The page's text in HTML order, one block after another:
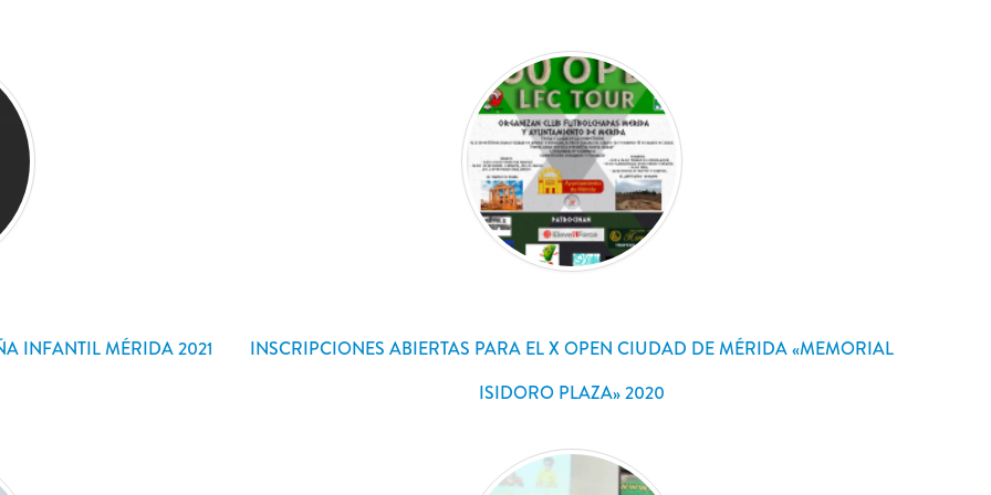
INFANTIL MÉRIDA 2021
INSCRIPCIONES ABIERTAS PARA EL X OPEN CIUDAD DE MÉRIDA «MEMORIAL
ISIDORO PLAZA» 2020